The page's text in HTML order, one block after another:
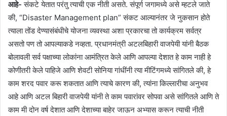
आहे- संकटे येतात परंतु त्याची एक नीती असते. संपूर्ण जगामध्ये असे म्हटले जाते
की, “Disaster Management plan” संकट आल्यानंतर जे नुकसान होते
त्याला तोंड देण्यासंबंधीचे योजना व्यवस्था अशा प्रकारचा तो कार्यक्रम सर्वत्र
असतो पण तो आपल्याकडे नव्हता. प्रधानमंत्री अटलबिहारी वाजपेयी यांनी बैठक
बोलावली सर्व पक्षाच्या लोकांना आमंत्रित केले आणि आपल्या देशात हे काम नाही हे
कोणीतरी केले पाहिजे आणि शेवटी सोनिया गांधींनी त्या मीटिंगमध्ये सांगितले की, हे
काम शरद पवार करू शकतात आणि त्याचे कारण की, त्यांना किल्लारीचा अनुभव
आहे आणि अटल बिहारी वाजपेयी यांनी ते काम पवारांवर सोपवा असे सांगितले आणि ते
काम मी दोन वर्ष देशात आणि देशाच्या बाहेर जाऊन अभ्यास करून त्याची नीती